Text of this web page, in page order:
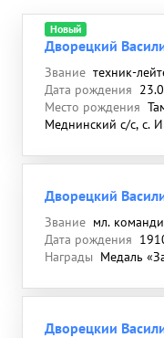
Новый
Дворецкий
Звание техник-
Дата рождения
Место рождения
Меднинский с/с, с.
Дворецкий
Звание мл.
Дата рождения
Награды Медаль
Дворецкии